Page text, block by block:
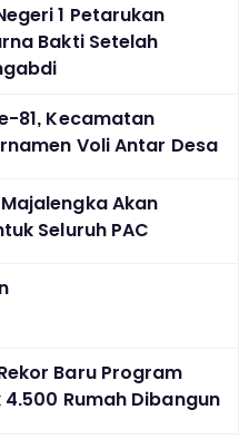
1 Petarukan
Bakti Setelah
81, Kecamatan
Voli Antar Desa
Akan
Seluruh PAC
Baru Program
Rumah Dibangun